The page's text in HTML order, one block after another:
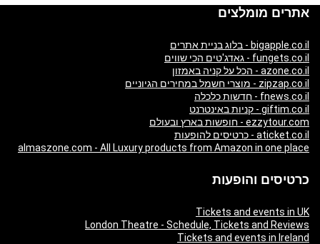
אתרים מומלצים
bigapple.co.il - בלוג בניית אתרים
fungets.co.il - גאדג'טים הכי שווים
azone.co.il - הכל על קניה באמזון
zipzap.co.il - מוצרי חשמל במחירים הגיוניים
fnews.co.il - חדשות כלכלה
giftim.co.il - קניות באינטרנט
ezzytour.com - חופשות בארץ ובעולם
aticket.co.il - כרטיסים להופעות
almaszone.com - All Luxury products from Amazon in one place
כרטיסים והופעות
Tickets and events in UK
London Theatre - Schedule, Tickets and Reviews
Tickets and events in Ireland